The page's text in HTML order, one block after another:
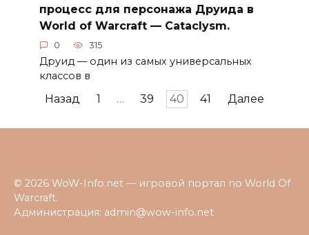
процесс для персонажа Друида в
World of Warcraft — Cataclysm.
0 315
Друид — один из самых универсальных
классов в
Пагинация
Назад 1 … 39 40 41 Далее
© 2026 WoW-Info.net — игровой портал по World Of
Warcraft.
Администрация: admin@wow-info.net